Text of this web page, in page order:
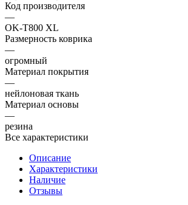
Код производителя
—
OK-T800 XL
Размерность коврика
—
огромный
Материал покрытия
—
нейлоновая ткань
Материал основы
—
резина
Все характеристики
Описание
Характеристики
Наличие
Отзывы